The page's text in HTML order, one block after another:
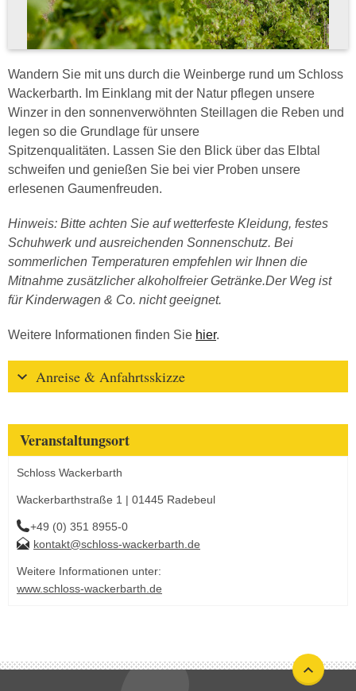
Wandern Sie mit uns durch die Weinberge rund um Schloss
Wackerbarth. Im Einklang mit der Natur pflegen unsere
Winzer in den sonnenverwöhnten Steillagen die Reben und
legen so die Grundlage für unsere
Spitzenqualitäten. Lassen Sie den Blick über das Elbtal
schweifen und genießen Sie bei vier Proben unsere
erlesenen Gaumenfreuden.
Hinweis: Bitte achten Sie auf wetterfeste Kleidung, festes
Schuhwerk und ausreichenden Sonnenschutz. Bei
sommerlichen Temperaturen empfehlen wir Ihnen die
Mitnahme zusätzlicher alkoholfreier Getränke.Der Weg ist
für Kinderwagen & Co. nicht geeignet.
Weitere Informationen finden Sie hier.
Anreise & Anfahrtsskizze
Veranstaltungsort
Schloss Wackerbarth
Wackerbarthstraße 1 | 01445 Radebeul
+49 (0) 351 8955-0
kontakt@schloss-wackerbarth.de
Weitere Informationen unter:
www.schloss-wackerbarth.de